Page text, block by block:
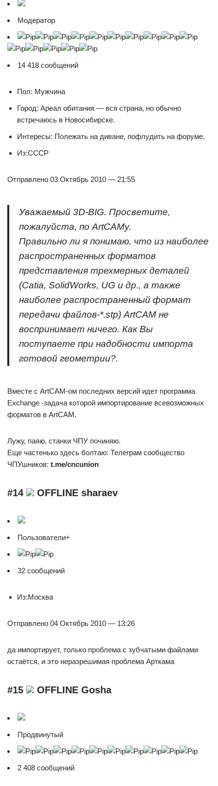
Модератор
14 418 сообщений
Пол: Мужчина
Город: Ареал обитания — вся страна, но обычно
встречаюсь в Новосибирске.
Интересы: Полежать на диване, пофлудить на форуме.
Из:СССР
Отправлено 03 Октябрь 2010 — 21:55
Уважаемый 3D-BIG. Просветите,
пожалуйста, по ArtCAMу.
Правильно ли я понимаю, что из наиболее
распространенных форматов
представления трехмерных деталей
(Catia, SolidWorks, UG и др., а также
наиболее распространенный формат
передачи файлов-*.stp) ArtCAM не
воспринимает ничего. Как Вы
поступаете при надобности импорта
готовой геометрии?.
Вместе с ArtCAM-ом последних версий идет программа
Exchange -задача которой импортирование всевозможных
форматов в ArtCAM.
Лужу, паяю, станки ЧПУ починяю.
Еще частенько здесь болтаю: Телеграм сообщество
ЧПУшников: t.me/cncunion
#14 OFFLINE sharaev
Пользователи+
32 сообщений
Из:Москва
Отправлено 04 Октябрь 2010 — 13:26
да импортирует, только проблема с зубчатыми файлами
остаётся, и это неразрешимая проблема Арткама
#15 OFFLINE Gosha
Продвинутый
2 408 сообщений